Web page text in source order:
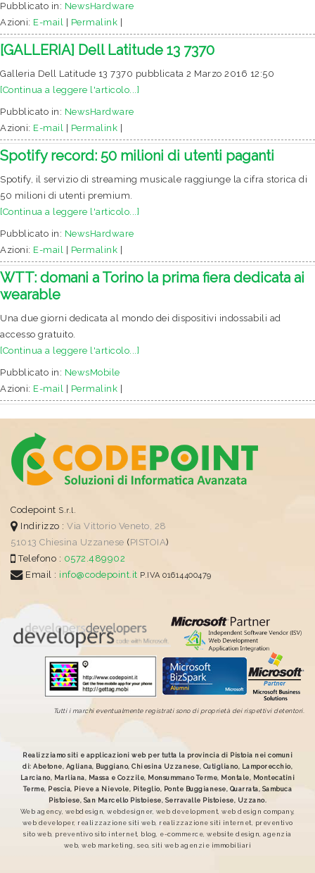
Pubblicato in: NewsHardware
Azioni: E-mail Permalink
[GALLERIA] Dell Latitude 13 7370
Galleria Dell Latitude 13 7370 pubblicata 2 Marzo 2016 12:50
[Continua a leggere l'articolo...]
Pubblicato in: NewsHardware
Azioni: E-mail Permalink
Spotify record: 50 milioni di utenti paganti
Spotify, il servizio di streaming musicale raggiunge la cifra storica di
50 milioni di utenti premium.
[Continua a leggere l'articolo...]
Pubblicato in: NewsHardware
Azioni: E-mail Permalink
WTT: domani a Torino la prima fiera dedicata ai
wearable
Una due giorni dedicata al mondo dei dispositivi indossabili ad
accesso gratuito.
[Continua a leggere l'articolo...]
Pubblicato in: NewsMobile
Azioni: E-mail Permalink
Codepoint S.r.l.
Indirizzo : Via Vittorio Veneto, 28
51013 Chiesina Uzzanese (PISTOIA)
Telefono : 0572.489902
Email : info@codepoint.it P.IVA 01614400479
Tutti i marchi eventualmente registrati sono di proprietà dei rispettivi detentori.
Realizziamo siti e applicazioni web per tutta la provincia di Pistoia nei comuni
di: Abetone, Agliana, Buggiano, Chiesina Uzzanese, Cutigliano, Lamporecchio,
Larciano, Marliana, Massa e Cozzile, Monsummano Terme, Montale, Montecatini
Terme, Pescia, Pieve a Nievole, Piteglio, Ponte Buggianese, Quarrata, Sambuca
Pistoiese, San Marcello Pistoiese, Serravalle Pistoiese, Uzzano.
Web agency, webdesign, webdesigner, web development, web design company,
web developer, realizzazione siti web, realizzazione siti internet, preventivo
sito web, preventivo sito internet, blog, e-commerce, website design, agenzia
web, web marketing, seo, siti web agenzie immobiliari